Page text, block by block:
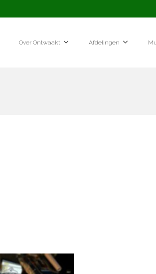
Over Ontwaakt Afdelingen